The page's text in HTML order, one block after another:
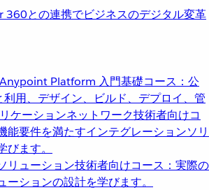
360との連携でビジネスのデジタル変革
Anypoint Platform 入門基礎コース：公
用、デザイン、ビルド、デプロイ、管
ケーションネットワーク技術者向けコ
能要件を満たすインテグレーションソリ
ます。
リューション技術者向けコース：実際の
ションの設計を学びます。